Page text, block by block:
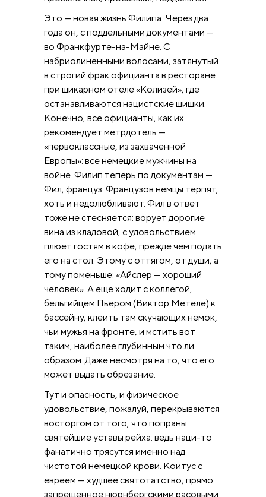
Это — новая жизнь Филипа. Через два
года он, с поддельными документами —
во Франкфурте-на-Майне. С
набриолиненными волосами, затянутый
в строгий фрак официанта в ресторане
при шикарном отеле «Колизей», где
останавливаются нацистские шишки.
Конечно, все официанты, как их
рекомендует метрдотель —
«первоклассные, из захваченной
Европы»: все немецкие мужчины на
войне. Филип теперь по документам —
Фил, француз. Французов немцы терпят,
хоть и недолюбливают. Фил в ответ
тоже не стесняется: ворует дорогие
вина из кладовой, с удовольствием
плюет гостям в кофе, прежде чем подать
его на стол. Этому с оттягом, от души, а
тому поменьше: «Айслер — хороший
человек». А еще ходит с коллегой,
бельгийцем Пьером (Виктор Метеле) к
бассейну, клеить там скучающих немок,
чьи мужья на фронте, и мстить вот
таким, наиболее глубинным что ли
образом. Даже несмотря на то, что его
может выдать обрезание.
Тут и опасность, и физическое
удовольствие, пожалуй, перекрываются
восторгом от того, что попраны
святейшие уставы рейха: ведь наци-то
фанатично трясутся именно над
чистотой немецкой крови. Коитус с
евреем — худшее святотатство, прямо
запрещенное нюрнбергскими расовыми